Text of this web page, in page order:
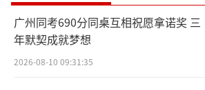
广州同考690分同桌互相祝愿拿诺奖 三
年默契成就梦想
2026-08-10 09:31:35